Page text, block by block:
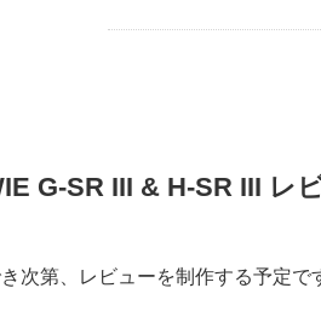
G-SR III & H-SR III レ
次第、レビューを制作する予定で